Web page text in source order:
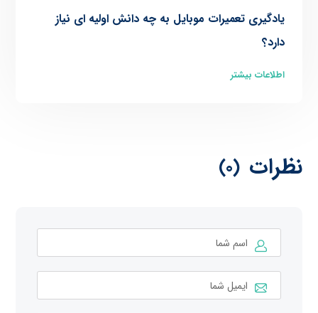
یادگیری تعمیرات موبایل به چه دانش اولیه ای نیاز
دارد؟
اطلاعات بیشتر
نظرات (0)